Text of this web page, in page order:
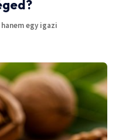
egy igazi